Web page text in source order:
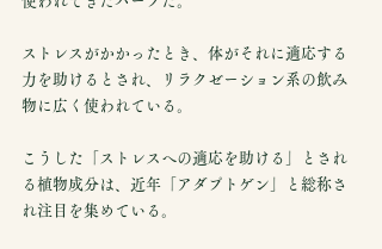
ストレスがかかったとき、体がそれに適応する
力を助けるとされ、リラクゼーション系の飲み
物に広く使われている。
こうした「ストレスへの適応を助ける」とされ
る植物成分は、近年「アダプトゲン」と総称さ
れ注目を集めている。